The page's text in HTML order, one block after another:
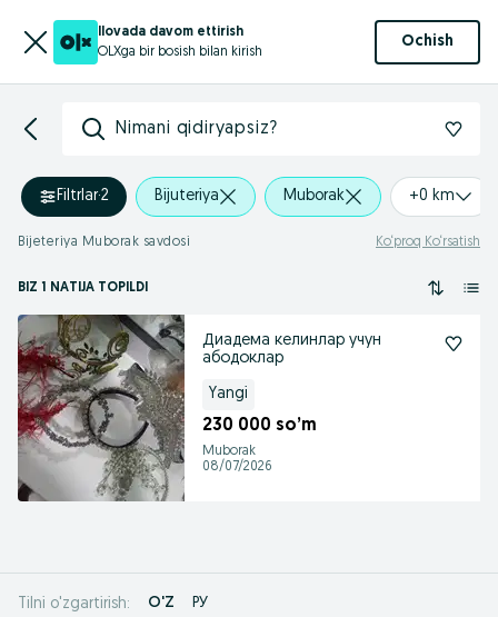
Ilovada davom ettirish
OLXga bir bosish bilan kirish
Ochish
Nimani qidiryapsiz?
Filtrlar·2 Bijuteriya Muborak +0 km
Bijeteriya Muborak savdosi Ko‘proq Ko‘rsatish
BIZ 1 NATIJA TOPILDI
Диадема келинлар учун
абодоклар
Yangi
230 000 so’m
Muborak
08/07/2026
Tilni o'zgartirish: O'Z РУ